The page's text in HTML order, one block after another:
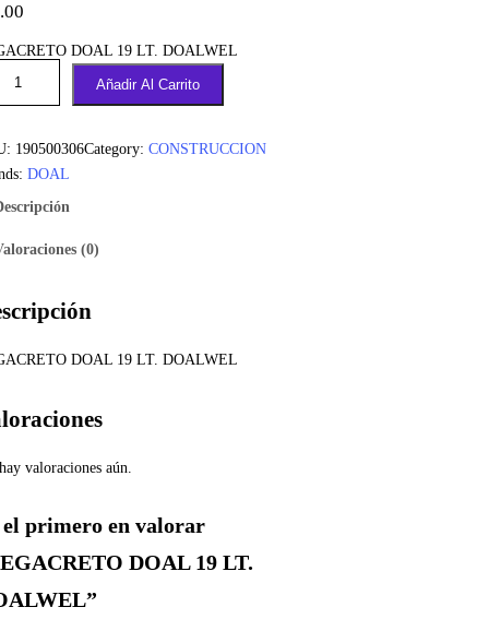
DOAL 19 LT. DOALWEL
Añadir Al Carrito
190500306Category: CONSTRUCCION
DOAL
(0)
DOAL 19 LT. DOALWEL
valoraciones aún.
el primero en valorar
DOAL 19 LT.